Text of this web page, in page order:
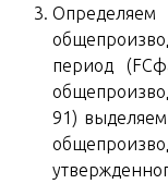
период
91)